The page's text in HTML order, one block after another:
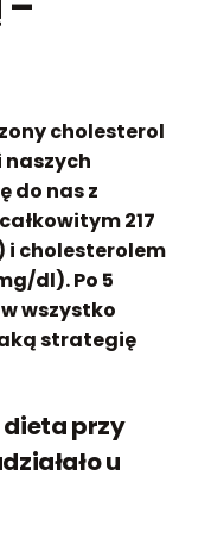
cholesterol
naszych
do nas z
217
i cholesterolem
dl).Po 5
wszystko
strategię
dieta przy
u